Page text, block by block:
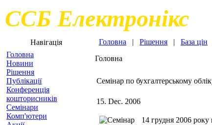
ССБ Електронікс
Навігація
Головна
Новини
Рішення
Публікації
Конференція
кошторисників
Семінари
Комп'ютери
Головна | Рішення | База цін
Головна
Семінар по бухгалтерському
15. Dec. 2006
14 грудня 2006 року